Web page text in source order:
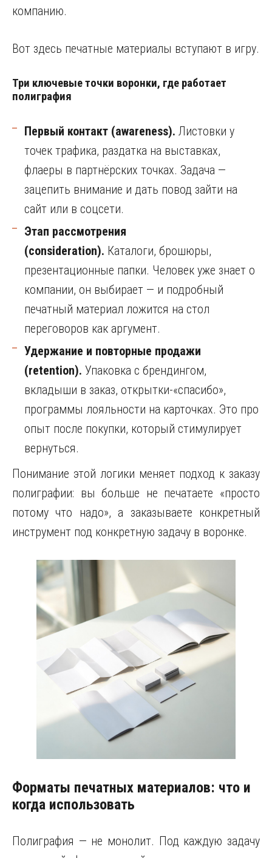
компанию.
Вот здесь печатные материалы вступают в игру.
Три ключевые точки воронки, где работает
полиграфия
Первый контакт (awareness). Листовки у
точек трафика, раздатка на выставках,
флаеры в партнёрских точках. Задача —
зацепить внимание и дать повод зайти на
сайт или в соцсети.
Этап рассмотрения
(consideration). Каталоги, брошюры,
презентационные папки. Человек уже знает о
компании, он выбирает — и подробный
печатный материал ложится на стол
переговоров как аргумент.
Удержание и повторные продажи
(retention). Упаковка с брендингом,
вкладыши в заказ, открытки-«спасибо»,
программы лояльности на карточках. Это про
опыт после покупки, который стимулирует
вернуться.
Понимание этой логики меняет подход к заказу
полиграфии: вы больше не печатаете «просто
потому что надо», а заказываете конкретный
инструмент под конкретную задачу в воронке.
Форматы печатных материалов: что и
когда использовать
Полиграфия — не монолит. Под каждую задачу